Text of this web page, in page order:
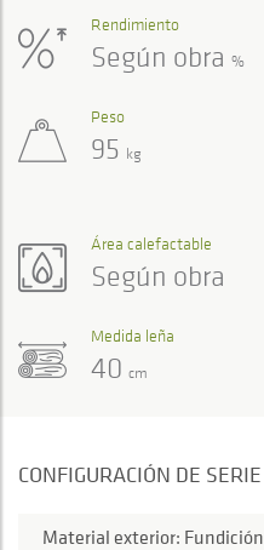
Rendimiento
Según obra %
Área calefactable
Según obra
Peso
95 kg
Medida leña
40 cm
CONFIGURACIÓN DE SERIE
Material exterior: Fundición